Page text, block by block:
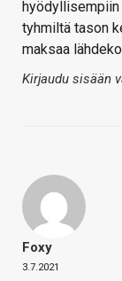
hyödyllisempiin
tyhmiltä tason
maksaa
Kirjaudu sisään
Foxy
3.7.2021